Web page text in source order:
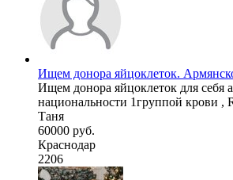
Ищем донора яйцоклеток.
Ищем донора яйцоклеток для себя
национальности 1группой крови ,
Таня
60000 руб.
Краснодар
2206